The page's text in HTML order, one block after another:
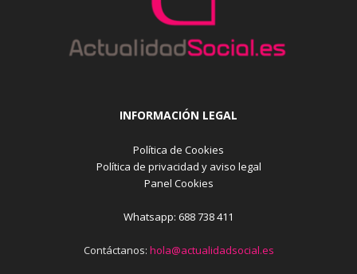
INFORMACIÓN LEGAL
Política de Cookies
Política de privacidad y aviso legal
Panel Cookies
Whatsapp: 688 738 411
Contáctanos: hola@actualidadsocial.es